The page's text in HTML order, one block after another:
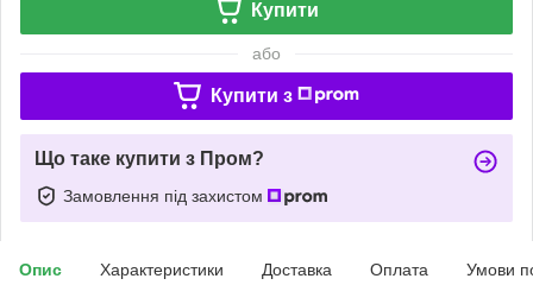
Купити
або
Купити з
Що таке купити з Пром?
Замовлення під захистом
Опис Характеристики Доставка Оплата Умови